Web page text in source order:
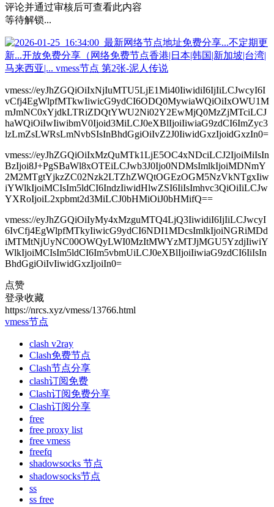
评论并通过审核后可查看此内容
等待解锁...
vmess://eyJhZGQiOiIxNjIuMTU5LjE1Mi40IiwidiI6IjIiLCJwcyI6I
vCfj4EgWlpfMTkwIiwicG9ydCI6ODQ0MywiaWQiOiIxOWU1M
mJmNC0xYjdkLTRiZDQtYWU2Ni02Y2EwMjQ0MzZjMTciLCJ
haWQiOiIwIiwibmV0Ijoid3MiLCJ0eXBlIjoiIiwiaG9zdCI6ImZyc3
lzLmZsLWRsLmNvbSIsInBhdGgiOiIvZ2J0IiwidGxzIjoidGxzIn0=
vmess://eyJhZGQiOiIxMzQuMTk1LjE5OC4xNDciLCJ2IjoiMiIsIn
BzIjoi8J+PgSBaWl8xOTEiLCJwb3J0Ijo0NDMsImlkIjoiMDNmY
2M2MTgtYjkzZC02Nzk2LTZhZWQtOGEzOGM5NzVkNTgxIiw
iYWlkIjoiMCIsIm5ldCI6IndzIiwidHlwZSI6IiIsImhvc3QiOiIiLCJw
YXRoIjoiL2xpbmt2d3MiLCJ0bHMiOiJ0bHMifQ==
vmess://eyJhZGQiOiIyMy4xMzguMTQ4LjQ3IiwidiI6IjIiLCJwcyI
6IvCfj4EgWlpfMTkyIiwicG9ydCI6NDI1MDcsImlkIjoiNGRiMDd
iMTMtNjUyNC00OWQyLWI0MzItMWYzMTJjMGU5YzdjIiwiY
WlkIjoiMCIsIm5ldCI6Im5vbmUiLCJ0eXBlIjoiIiwiaG9zdCI6IiIsIn
BhdGgiOiIvIiwidGxzIjoiIn0=
点赞
登录收藏
https://nrcs.xyz/vmess/13766.html
vmess节点
clash v2ray
Clash免费节点
Clash节点分享
clash订阅免费
Clash订阅免费分享
Clash订阅分享
free
free proxy list
free vmess
freefq
shadowsocks 节点
shadowsocks节点
ss
ss free